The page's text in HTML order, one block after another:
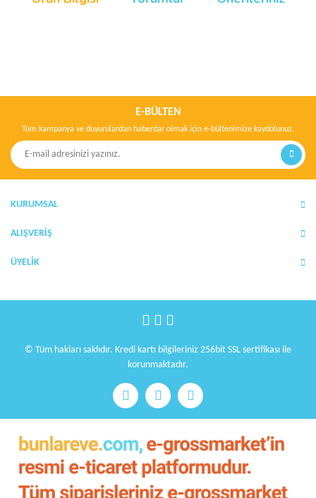
tarafımıza iletebilirsiniz.
Görüş ve önerileriniz için teşekkür ederiz.
Ürün fiyatı diğer sitelerden daha pahalı.
Gönder
E-BÜLTEN
Tüm kampanya ve duyurulardan haberdar olmak için e-bültenimize kaydolunuz.
KURUMSAL
ALIŞVERİŞ
ÜYELİK
© Tüm hakları saklıdır. Kredi kartı bilgileriniz 256bit SSL sertifikası ile
korunmaktadır.